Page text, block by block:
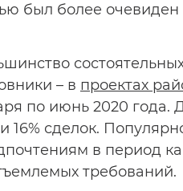
был более очевиден
– в проектах
по июнь 2020 года.
и 16% сделок.
в период
требований.